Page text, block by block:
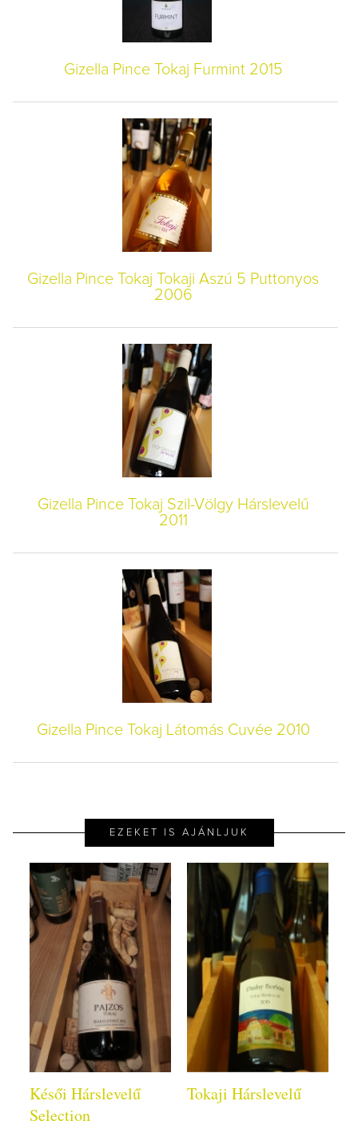
Gizella Pince Tokaj Furmint 2015
Gizella Pince Tokaj Tokaji Aszú 5 Puttonyos
2006
Gizella Pince Tokaj Szil-Völgy Hárslevelű
2011
Gizella Pince Tokaj Látomás Cuvée 2010
EZEKET IS AJÁNLJUK
Késői Hárslevelű
Selection
Tokaji Hárslevelű